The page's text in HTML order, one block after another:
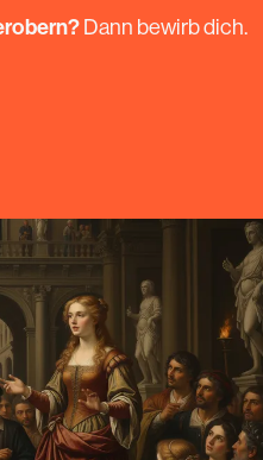
Dann bewirb dich.